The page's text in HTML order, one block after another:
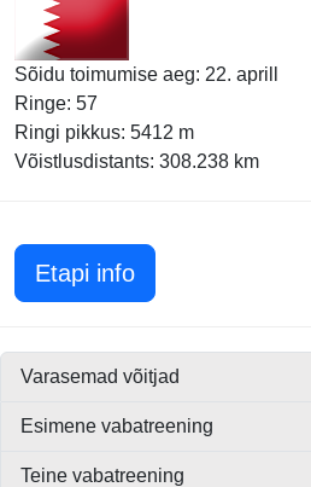
Sõidu toimumise aeg: 22. aprill
Ringe: 57
Ringi pikkus: 5412 m
Võistlusdistants: 308.238 km
Etapi infoBahreini GP 2012
Varasemad võitjad
Esimene vabatreening
Teine vabatreening